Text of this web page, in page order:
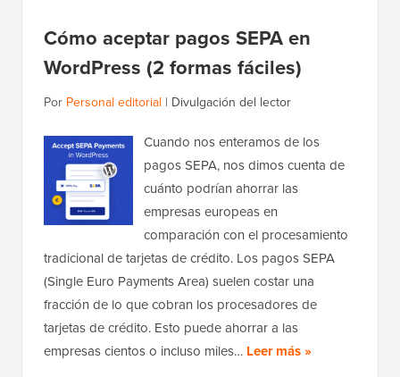
Cómo aceptar pagos SEPA en
WordPress (2 formas fáciles)
Por Personal editorial | Divulgación del lector
Cuando nos enteramos de los
pagos SEPA, nos dimos cuenta de
cuánto podrían ahorrar las
empresas europeas en
comparación con el procesamiento
tradicional de tarjetas de crédito. Los pagos SEPA
(Single Euro Payments Area) suelen costar una
fracción de lo que cobran los procesadores de
tarjetas de crédito. Esto puede ahorrar a las
empresas cientos o incluso miles… Leer más »